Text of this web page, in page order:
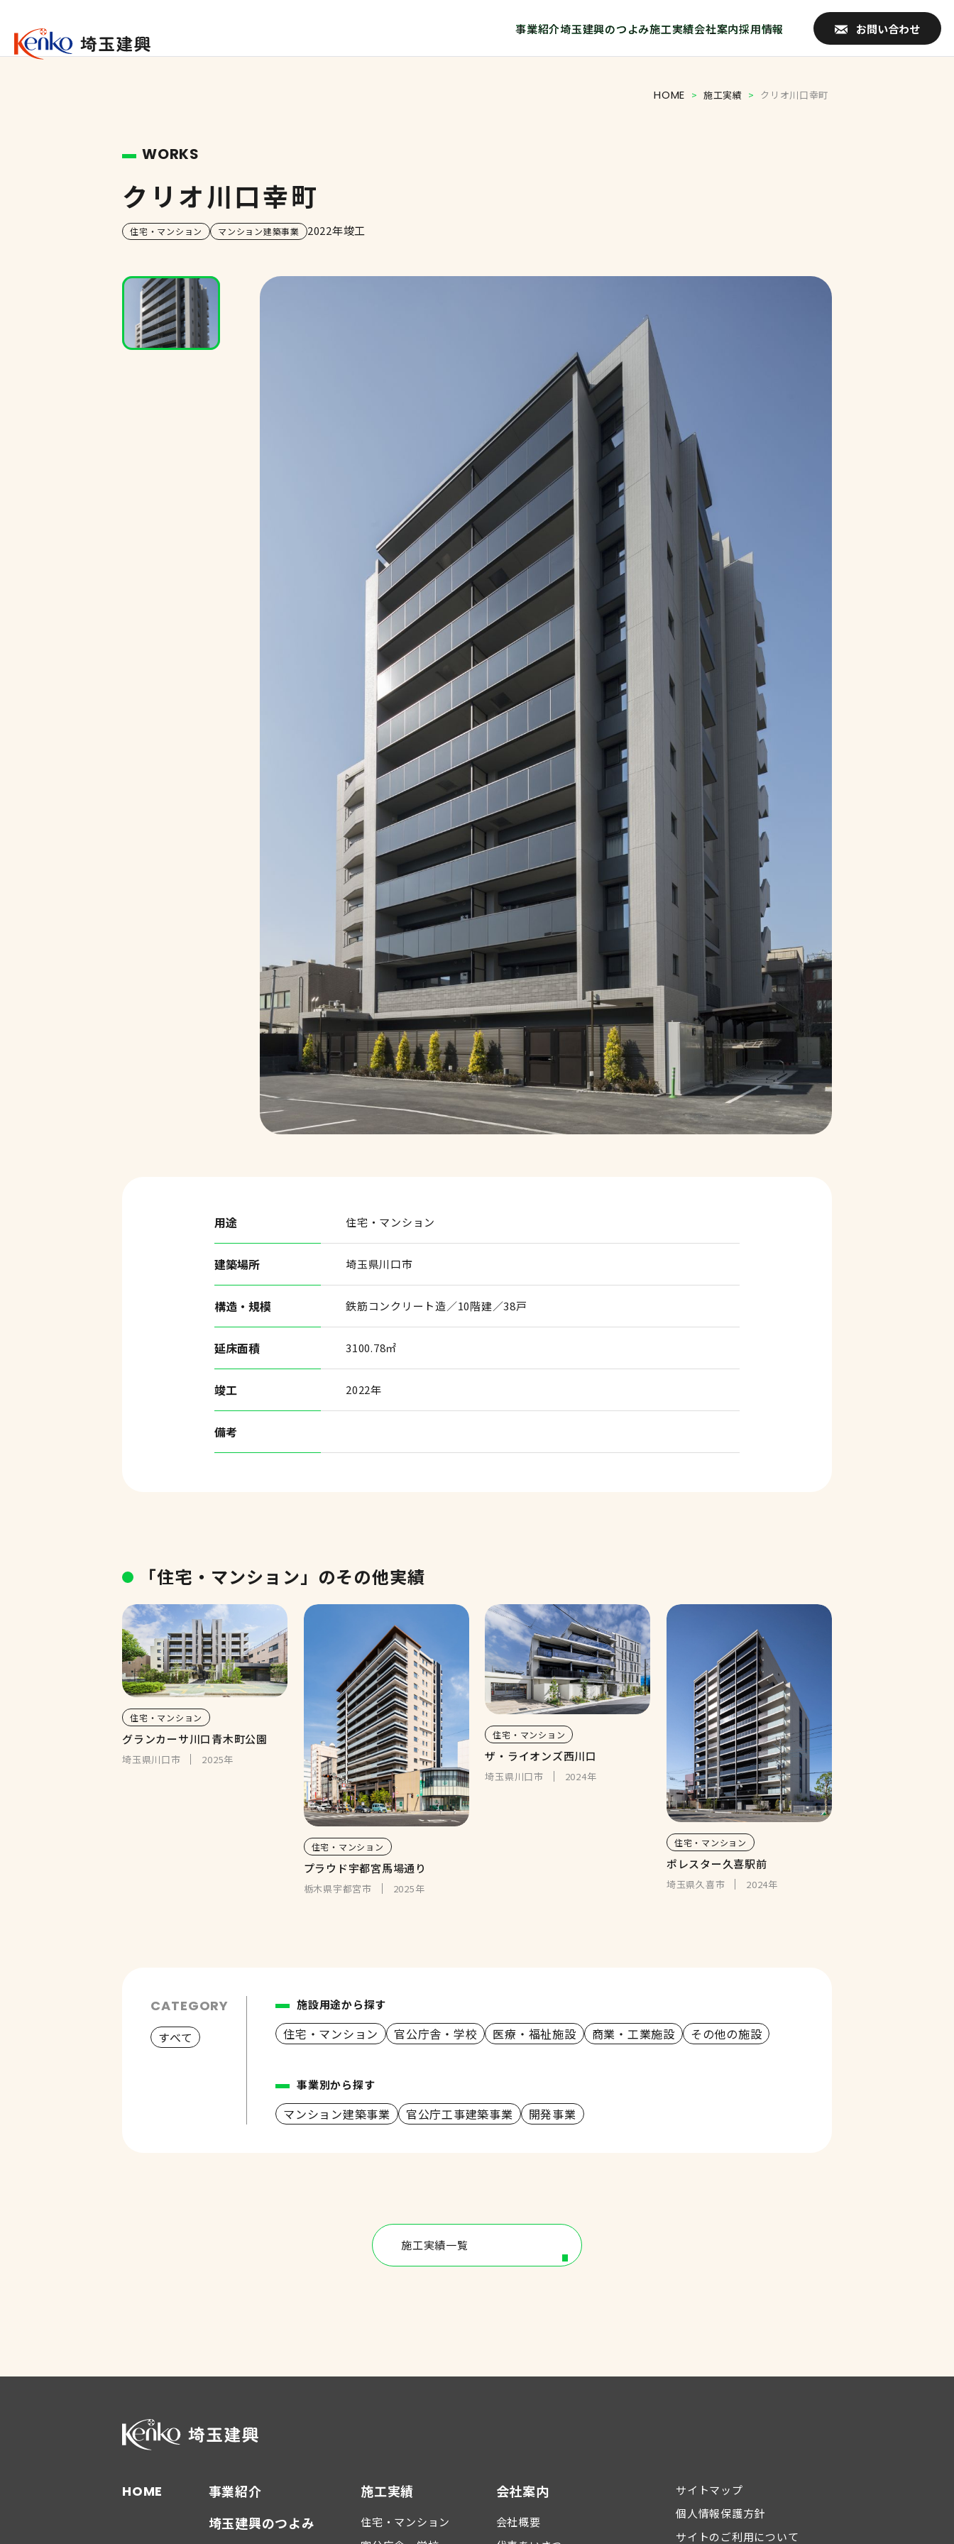
事業紹介埼玉建興のつよみ施工実績会社案内採用情報 お問い合わせ
HOME > 施工実績 > クリオ川口幸町
WORKS
クリオ川口幸町
住宅・マンション マンション建築事業 2022年竣工
用途 住宅・マンション
建築場所 埼玉県川口市
構造・規模 鉄筋コンクリート造／10階建／38戸
延床面積 3100.78㎡
竣工 2022年
備考
「住宅・マンション」のその他実績
住宅・マンション
グランカーサ川口青木町公園
埼玉県川口市 2025年
住宅・マンション
プラウド宇都宮馬場通り
栃木県宇都宮市 2025年
住宅・マンション
ザ・ライオンズ西川口
埼玉県川口市 2024年
住宅・マンション
ポレスター久喜駅前
埼玉県久喜市 2024年
CATEGORY
すべて
施設用途から探す
住宅・マンション 官公庁舎・学校 医療・福祉施設 商業・工業施設 その他の施設
事業別から探す
マンション建築事業 官公庁工事建築事業 開発事業
施工実績一覧
HOME
事業紹介
埼玉建興のつよみ
施工実績
住宅・マンション
会社案内
会社概要
サイトマップ
個人情報保護方針
サイトのご利用について